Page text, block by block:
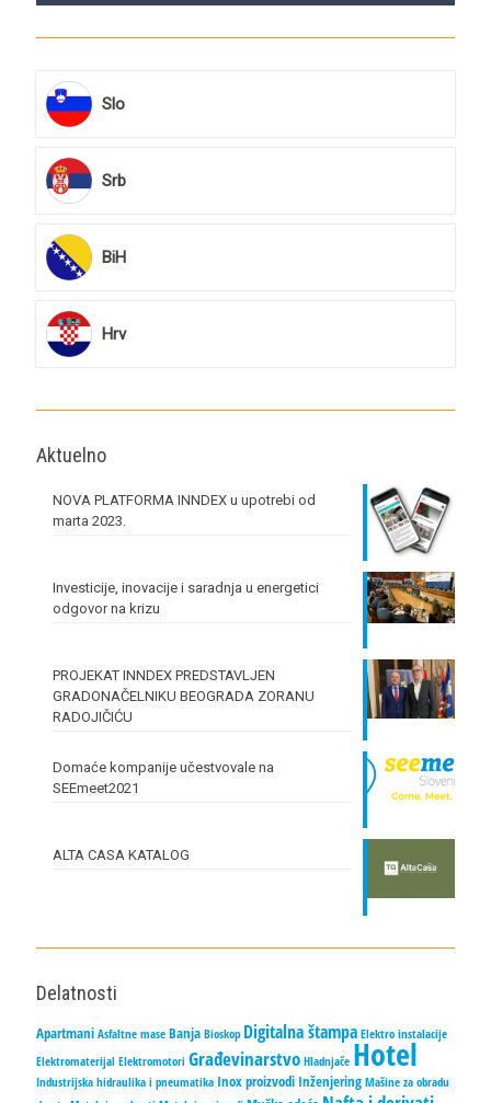
Slo
Srb
BiH
Hrv
Aktuelno
NOVA PLATFORMA INNDEX u upotrebi od
marta 2023.
Investicije, inovacije i saradnja u energetici
odgovor na krizu
PROJEKAT INNDEX PREDSTAVLJEN
GRADONAČELNIKU BEOGRADA ZORANU
RADOJIČIĆU
Domaće kompanije učestvovale na
SEEmeet2021
ALTA CASA KATALOG
Delatnosti
Apartmani Asfaltne mase Banja Bioskop Digitalna štampa Elektro instalacije
Elektromaterijal Elektromotori Građevinarstvo Hladnjače Hotel
Industrijska hidraulika i pneumatika Inox proizvodi Inženjering Mašine za obradu